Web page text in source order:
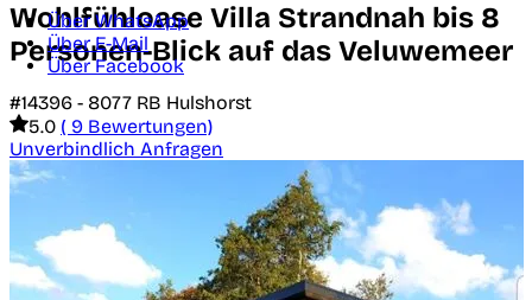
Über WhatsApp
Über E-Mail
Über Facebook
Wohlfühloase Villa Strandnah bis 8
Personen-Blick auf das Veluwemeer
#14396 - 8077 RB Hulshorst
5.0 ( 9 Bewertungen)
Unverbindlich Anfragen